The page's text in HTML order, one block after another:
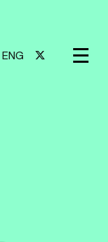
ENG